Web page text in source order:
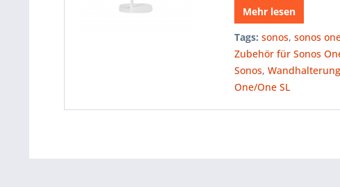
Mehr lesen
Tags: sonos,sonos
Zubehör für Sonos
Sonos,
One/One SL